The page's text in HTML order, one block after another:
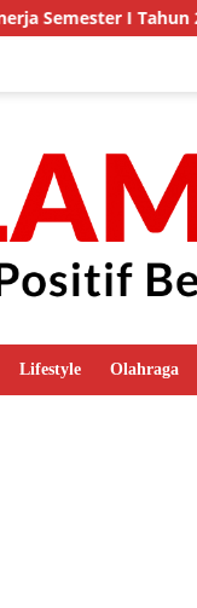
I Tahun 2026
Lifestyle Olahraga